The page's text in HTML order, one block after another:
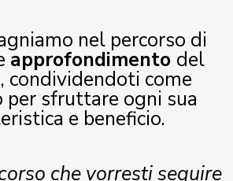
nel percorso di
approfondimento del
condividendoti come
per sfruttare ogni sua
e beneficio.
che vorresti seguire